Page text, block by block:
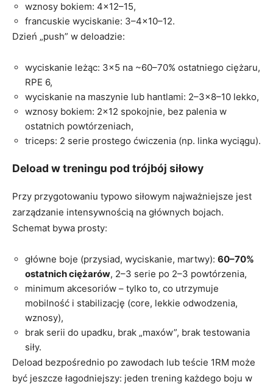
wznosy bokiem: 4×12–15,
francuskie wyciskanie: 3–4×10–12.
Dzień „push” w deloadzie:
wyciskanie leżąc: 3×5 na ~60–70% ostatniego ciężaru,
RPE 6,
wyciskanie na maszynie lub hantlami: 2–3×8–10 lekko,
wznosy bokiem: 2×12 spokojnie, bez palenia w
ostatnich powtórzeniach,
triceps: 2 serie prostego ćwiczenia (np. linka wyciągu).
Deload w treningu pod trójbój siłowy
Przy przygotowaniu typowo siłowym najważniejsze jest
zarządzanie intensywnością na głównych bojach.
Schemat bywa prosty:
główne boje (przysiad, wyciskanie, martwy): 60–70%
ostatnich ciężarów, 2–3 serie po 2–3 powtórzenia,
minimum akcesoriów – tylko to, co utrzymuje
mobilność i stabilizację (core, lekkie odwodzenia,
wznosy),
brak serii do upadku, brak „maxów”, brak testowania
siły.
Deload bezpośrednio po zawodach lub teście 1RM może
być jeszcze łagodniejszy: jeden trening każdego boju w